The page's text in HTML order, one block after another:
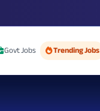
Govt Jobs Trending Jobs